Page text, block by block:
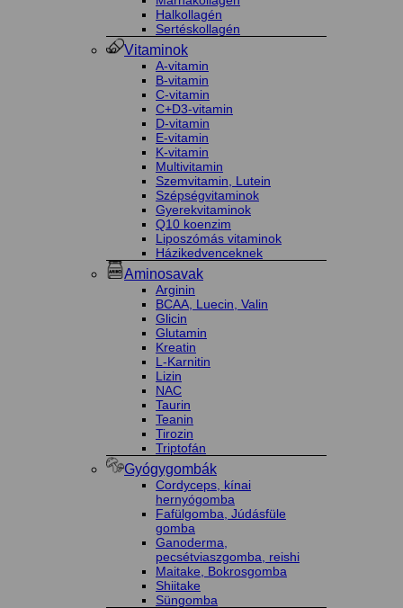
Halkollagén
Sertéskollagén
Vitaminok
A-vitamin
B-vitamin
C-vitamin
C+D3-vitamin
D-vitamin
E-vitamin
K-vitamin
Multivitamin
Szemvitamin, Lutein
Szépségvitaminok
Gyerekvitaminok
Q10 koenzim
Liposzómás vitaminok
Házikedvenceknek
Aminosavak
Arginin
BCAA, Luecin, Valin
Glicin
Glutamin
Kreatin
L-Karnitin
Lizin
NAC
Taurin
Teanin
Tirozin
Triptofán
Gyógygombák
Cordyceps, kínai
hernyógomba
Fafülgomba, Júdásfüle
gomba
Ganoderma,
pecsétviaszgomba, reishi
Maitake, Bokrosgomba
Shiitake
Süngomba